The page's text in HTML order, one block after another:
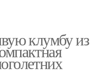
клумбу из